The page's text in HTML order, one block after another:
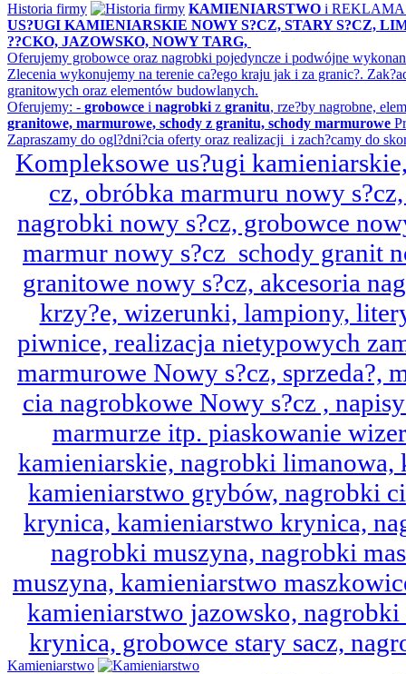
Historia firmy KAMIENIARSTWO i
US?UGI KAMIENIARSKIE NOWY S?CZ, STARY S?CZ,
??CKO, JAZOWSKO, NOWY TARG,
Oferujemy grobowce oraz nagrobki pojedyncze i podwójne
Zlecenia wykonujemy na terenie ca?ego kraju jak i za granic?.
granitowych oraz elementów budowlanych.
Oferujemy: - grobowce i nagrobki z granitu, rze?by nagrobne,
granitowe, marmurowe, schody z granitu, schody marmurowe
Zapraszamy do ogl?dni?cia oferty oraz realizacji i zach?camy do
Kompleksowe us?ugi
cz, obróbka marmuru nowy
nagrobki nowy s?cz, grobowce
marmur nowy s?cz schody granit
granitowe nowy s?cz, akcesoria
krzy?e, wizerunki, lampiony,
piwnice, realizacja nietypowych
marmurowe Nowy s?cz, sprzeda?,
cia nagrobkowe Nowy s?cz ,
marmurze itp. piaskowanie
kamieniarskie, nagrobki
kamieniarstwo grybów, nagrobki
krynica, kamieniarstwo krynica,
nagrobki muszyna, nagrobki
muszyna, kamieniarstwo
kamieniarstwo jazowsko,
krynica, grobowce stary sacz,
Kamieniarstwo